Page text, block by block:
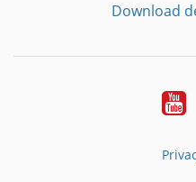
Download